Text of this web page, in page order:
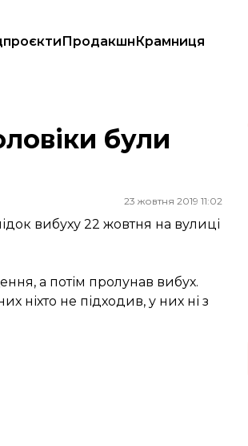
ПродакшнКрамниця
були
23 жовтня 2019 11:02
вибуху 22 жовтня на вулиці
а потім пролунав вибух.
ніхто не підходив, у них ні з